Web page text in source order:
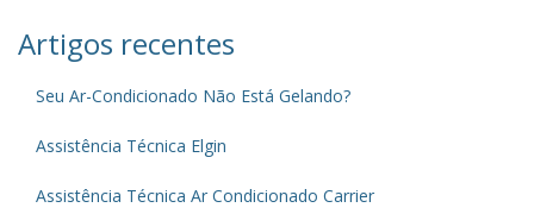
Artigos recentes
Seu Ar-Condicionado Não Está Gelando?
Assistência Técnica Elgin
Assistência Técnica Ar Condicionado Carrier